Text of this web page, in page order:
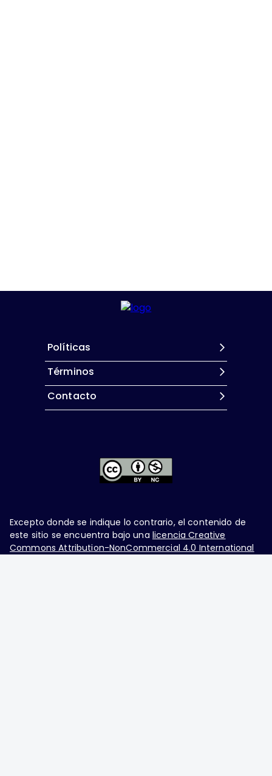
Políticas
Términos
Contacto
Excepto donde se indique lo contrario, el contenido de
este sitio se encuentra bajo una licencia Creative
Commons Attribution-NonCommercial 4.0 International